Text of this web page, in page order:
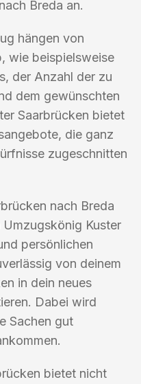
Breda an.
hängen von
wie beispielsweise
der Anzahl der zu
dem gewünschten
Saarbrücken bietet
die ganz
zugeschnitten
nach Breda
Kuster
persönlichen
von deinem
in dein neues
Dabei wird
Sachen gut
bietet nicht